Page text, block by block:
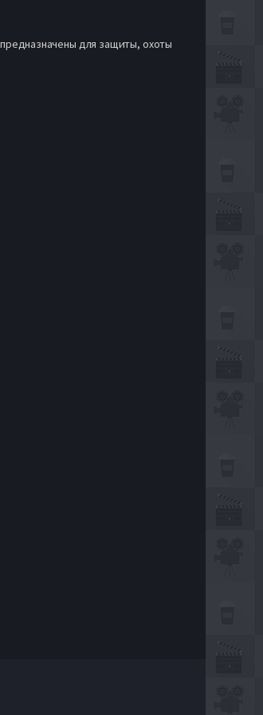
для защиты, охоты